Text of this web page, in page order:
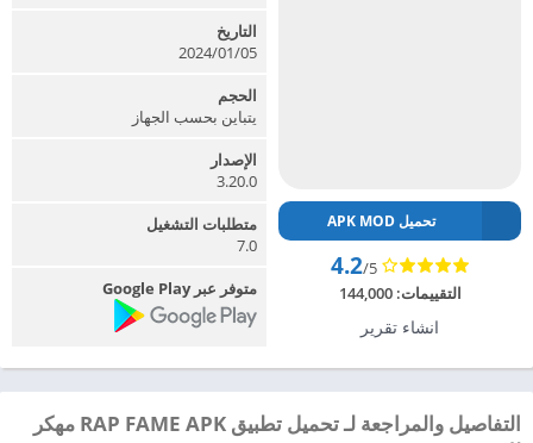
تحميل APK MOD
4.2/5
التقييمات:144,000
انشاء تقرير
التاريخ
2024/01/05
الحجم
يتباين بحسب الجهاز
الإصدار
3.20.0
متطلبات التشغيل
7.0
متوفر عبر Google Play
التفاصيل والمراجعة لـ تحميل تطبيق RAP FAME APK مهكر